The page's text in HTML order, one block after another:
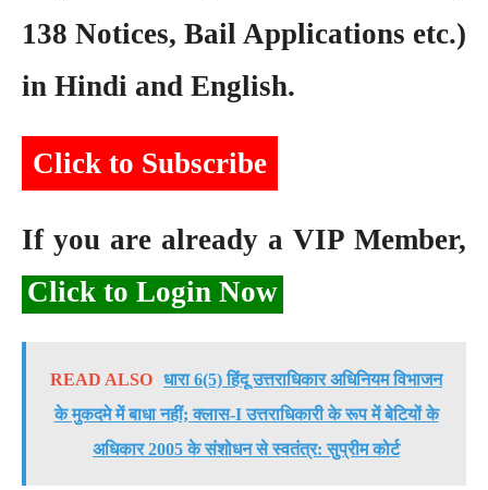
138 Notices, Bail Applications etc.)
in Hindi and English.
Click to Subscribe
If you are already a VIP Member,
Click to Login Now
READ ALSO धारा 6(5) हिंदू उत्तराधिकार अधिनियम विभाजन
के मुकदमे में बाधा नहीं; क्लास-I उत्तराधिकारी के रूप में बेटियों के
अधिकार 2005 के संशोधन से स्वतंत्र: सुप्रीम कोर्ट